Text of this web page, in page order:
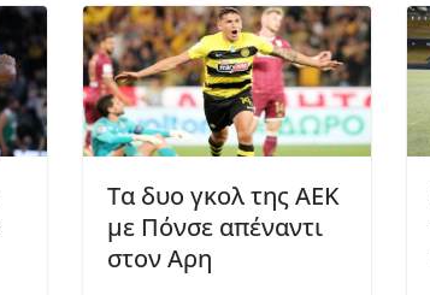
Τα δυο γκολ της ΑΕΚ
με Πόνσε απέναντι
στον Αρη